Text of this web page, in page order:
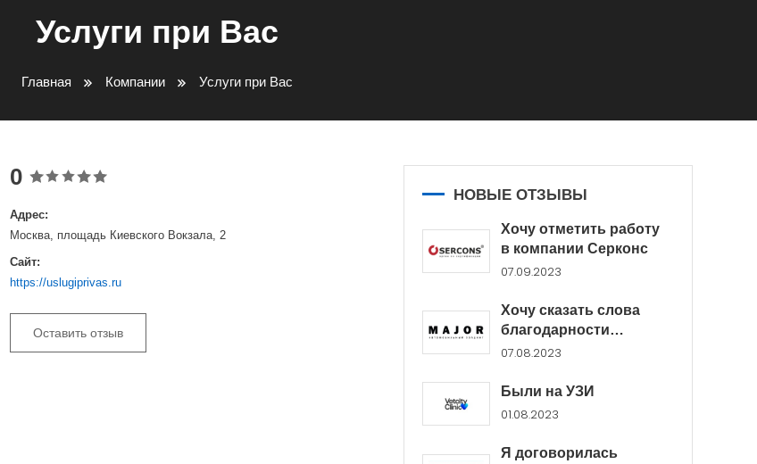
Услуги при Вас
Главная Компании Услуги при Вас
0
Адрес:
Москва, площадь Киевского Вокзала, 2
Сайт:
https://uslugiprivas.ru
Оставить отзыв
НОВЫЕ ОТЗЫВЫ
Хочу отметить работу
в компании Серконс
07.09.2023
Хочу сказать слова
благодарности
менеджерам Major...
07.08.2023
Были на УЗИ
01.08.2023
Я договорилась